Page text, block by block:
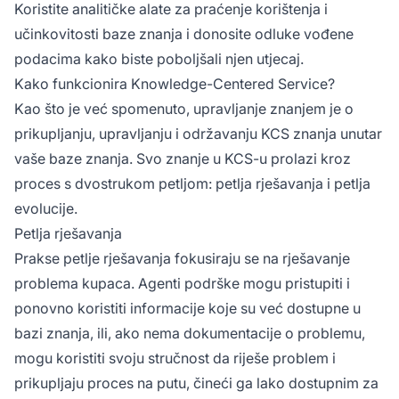
Koristite analitičke alate za praćenje korištenja i
učinkovitosti baze znanja i donosite odluke vođene
podacima kako biste poboljšali njen utjecaj.
Kako funkcionira Knowledge-Centered Service?
Kao što je već spomenuto, upravljanje znanjem je o
prikupljanju, upravljanju i održavanju KCS znanja unutar
vaše baze znanja. Svo znanje u KCS-u prolazi kroz
proces s dvostrukom petljom: petlja rješavanja i petlja
evolucije.
Petlja rješavanja
Prakse petlje rješavanja fokusiraju se na rješavanje
problema kupaca. Agenti podrške mogu pristupiti i
ponovno koristiti informacije koje su već dostupne u
bazi znanja, ili, ako nema dokumentacije o problemu,
mogu koristiti svoju stručnost da riješe problem i
prikupljaju proces na putu, čineći ga lako dostupnim za